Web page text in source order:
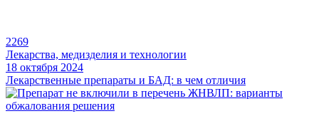
2269
Лекарства, медизделия и технологии
18 октября 2024
Лекарственные препараты и БАД: в чем отличия